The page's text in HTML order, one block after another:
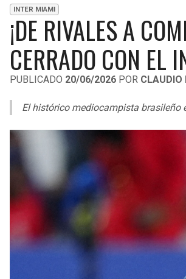
INTER MIAMI
¡DE RIVALES A
CERRADO CON EL
PUBLICADO 20/06/2026 POR CLAUDIO
El histórico mediocampista brasileño